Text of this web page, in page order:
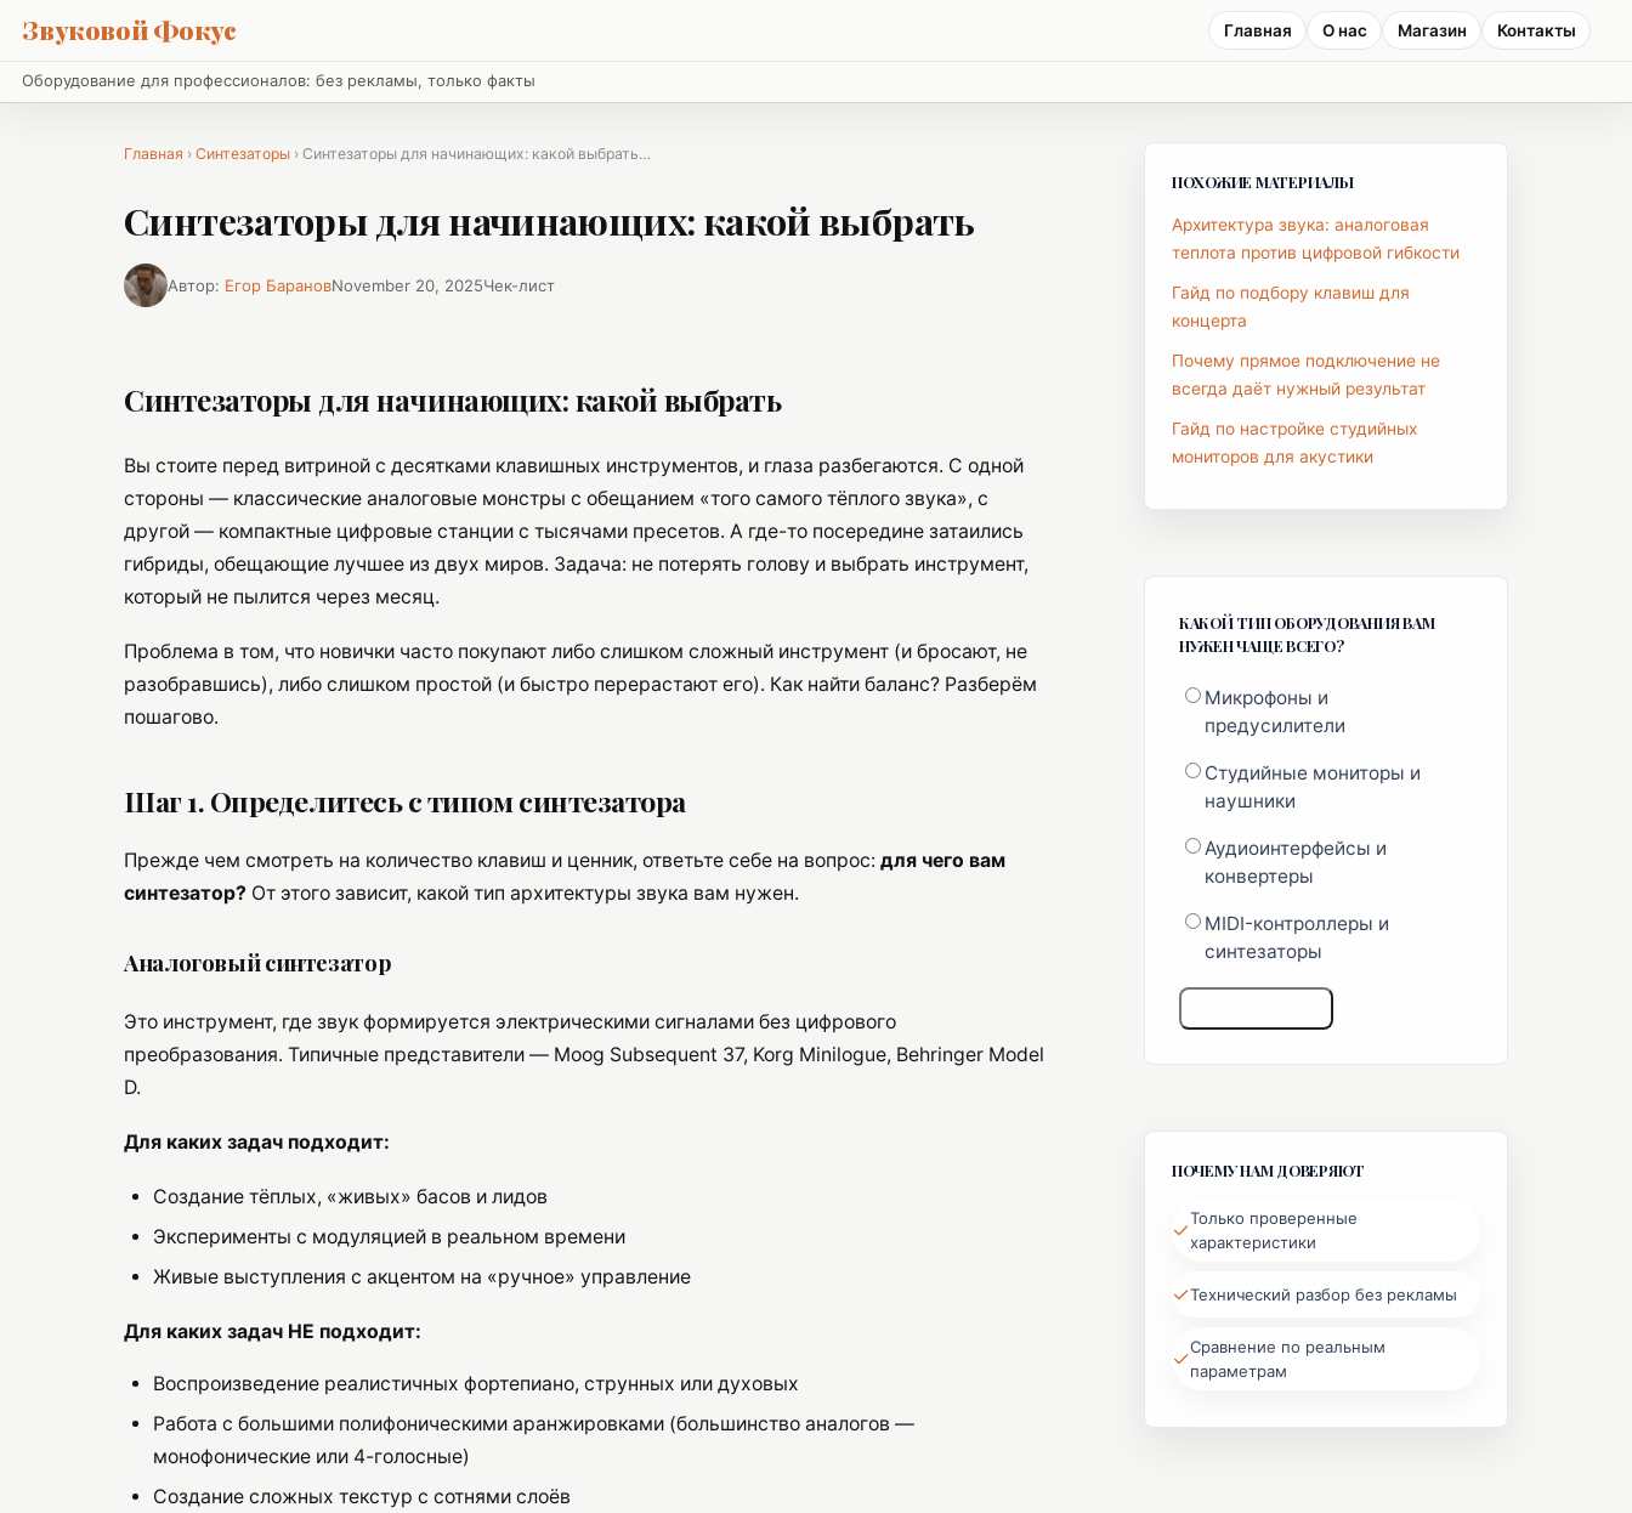
Звуковой Фокус Главная О нас Магазин Контакты
Оборудование для профессионалов: без рекламы, только факты
Главная › Синтезаторы › Синтезаторы для начинающих: какой выбрать…
Синтезаторы для начинающих: какой выбрать
Автор: Егор БарановNovember 20, 2025Чек-лист
Синтезаторы для начинающих: какой выбрать
Вы стоите перед витриной с десятками клавишных инструментов, и глаза разбегаются. С одной
стороны — классические аналоговые монстры с обещанием «того самого тёплого звука», с
другой — компактные цифровые станции с тысячами пресетов. А где-то посередине затаились
гибриды, обещающие лучшее из двух миров. Задача: не потерять голову и выбрать инструмент,
который не пылится через месяц.
Проблема в том, что новички часто покупают либо слишком сложный инструмент (и бросают, не
разобравшись), либо слишком простой (и быстро перерастают его). Как найти баланс? Разберём
пошагово.
Шаг 1. Определитесь с типом синтезатора
Прежде чем смотреть на количество клавиш и ценник, ответьте себе на вопрос: для чего вам
синтезатор? От этого зависит, какой тип архитектуры звука вам нужен.
Аналоговый синтезатор
Это инструмент, где звук формируется электрическими сигналами без цифрового
преобразования. Типичные представители — Moog Subsequent 37, Korg Minilogue, Behringer Model
D.
Для каких задач подходит:
Создание тёплых, «живых» басов и лидов
Эксперименты с модуляцией в реальном времени
Живые выступления с акцентом на «ручное» управление
Для каких задач НЕ подходит:
Воспроизведение реалистичных фортепиано, струнных или духовых
Работа с большими полифоническими аранжировками (большинство аналогов —
монофонические или 4-голосные)
Создание сложных текстур с сотнями слоёв
ПОХОЖИЕ МАТЕРИАЛЫ
Архитектура звука: аналоговая
теплота против цифровой гибкости
Гайд по подбору клавиш для
концерта
Почему прямое подключение не
всегда даёт нужный результат
Гайд по настройке студийных
мониторов для акустики
КАКОЙ ТИП ОБОРУДОВАНИЯ ВАМ
НУЖЕН ЧАЩЕ ВСЕГО?
Микрофоны и
предусилители
Студийные мониторы и
наушники
Аудиоинтерфейсы и
конвертеры
MIDI-контроллеры и
синтезаторы
ПОЧЕМУ НАМ ДОВЕРЯЮТ
✓Только проверенные
характеристики
✓Технический разбор без рекламы
✓Сравнение по реальным
параметрам